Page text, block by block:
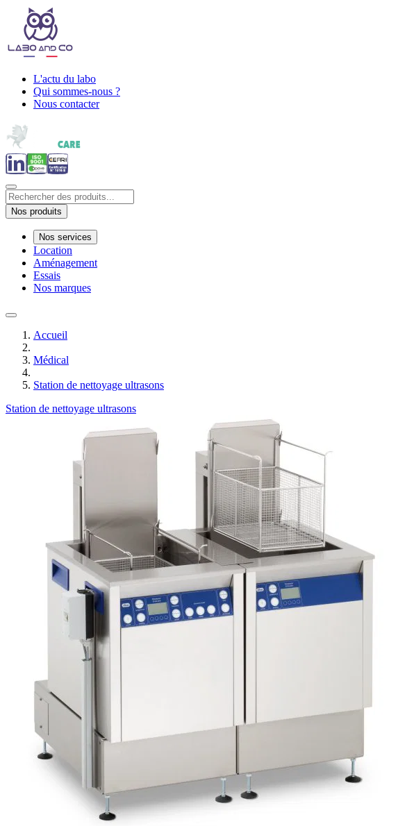
L'actu du labo
Qui sommes-nous ?
Nous contacter
Nos produits
Nos services
Location
Aménagement
Essais
Nos marques
Accueil
Médical
Station de nettoyage ultrasons
Station de nettoyage ultrasons